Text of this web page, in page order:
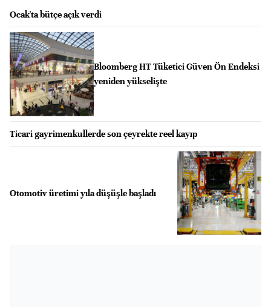
Ocak'ta bütçe açık verdi
Bloomberg HT Tüketici Güven Ön Endeksi
yeniden yükselişte
Ticari gayrimenkullerde son çeyrekte reel kayıp
Otomotiv üretimi yıla düşüşle başladı